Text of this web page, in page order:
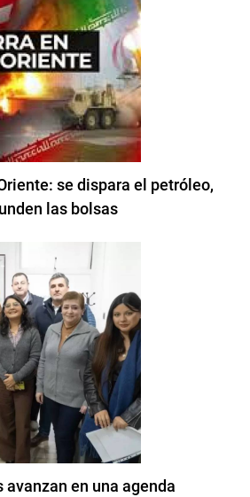
se dispara el petróleo,
las bolsas
avanzan en una agenda